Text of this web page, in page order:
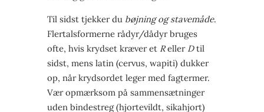
Til sidst tjekker du bøjning og stavemåde.
Flertalsformerne rådyr/dådyr bruges
ofte, hvis krydset kræver et Reller Dtil
sidst, mens latin (cervus, wapiti) dukker
op, når krydsordet leger med fagtermer.
Vær opmærksom på sammensætninger
uden bindestreg (hjortevildt, sikahjort)